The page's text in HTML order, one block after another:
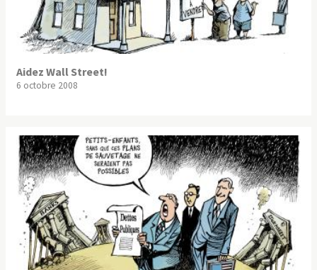
Aidez Wall Street!
6 octobre 2008